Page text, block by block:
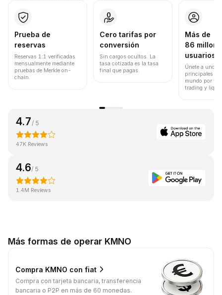
Prueba de
reservas
Reservas 1:1 verificadas
mensualmente mediante
pruebas de Merkle on-
chain.
Cero tarifas por
conversión
Sin cargos ocultos. La
tasa cotizada es la tasa
final que pagas.
Más de
86
usuarios
Únete a uno
principales
mundo por
trading y
4.7/ 5
47K Reviews
4.6/ 5
1.4M Reviews
Más formas de operar KMNO
Compra KMNO con fiat
Compra con tarjeta bancaria, transferencia
bancaria o P2P en más de 60 monedas.